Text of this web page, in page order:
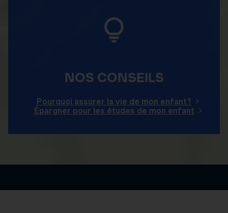
NOS CONSEILS
Pourquoi assurer la vie de mon enfant?
Épargner pour les études de mon enfant